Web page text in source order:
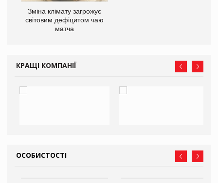
Зміна клімату загрожує
світовим дефіцитом чаю
матча
КРАЩІ КОМПАНІЇ
ОСОБИСТОСТІ